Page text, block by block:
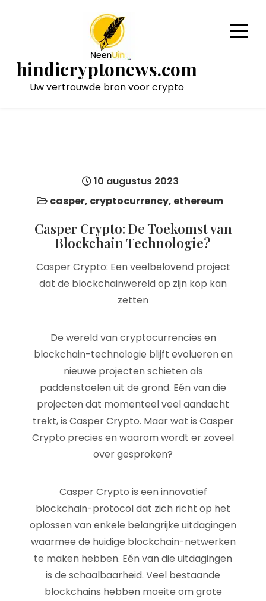
hindicryptonews.com
Uw vertrouwde bron voor crypto
10 augustus 2023
casper, cryptocurrency, ethereum
Casper Crypto: De Toekomst van
Blockchain Technologie?
Casper Crypto: Een veelbelovend project
dat de blockchainwereld op zijn kop kan
zetten
De wereld van cryptocurrencies en
blockchain-technologie blijft evolueren en
nieuwe projecten schieten als
paddenstoelen uit de grond. Eén van die
projecten dat momenteel veel aandacht
trekt, is Casper Crypto. Maar wat is Casper
Crypto precies en waarom wordt er zoveel
over gesproken?
Casper Crypto is een innovatief
blockchain-protocol dat zich richt op het
oplossen van enkele belangrijke uitdagingen
waarmee de huidige blockchain-netwerken
te maken hebben. Eén van die uitdagingen
is de schaalbaarheid. Veel bestaande
blockchains hebben moeite om grote